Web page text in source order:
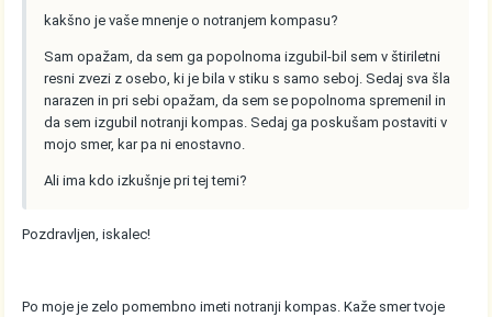
kakšno je vaše mnenje o notranjem kompasu?
Sam opažam, da sem ga popolnoma izgubil-bil sem v štiriletni
resni zvezi z osebo, ki je bila v stiku s samo seboj. Sedaj sva šla
narazen in pri sebi opažam, da sem se popolnoma spremenil in
da sem izgubil notranji kompas. Sedaj ga poskušam postaviti v
mojo smer, kar pa ni enostavno.
Ali ima kdo izkušnje pri tej temi?
Pozdravljen, iskalec!
Po moje je zelo pomembno imeti notranji kompas. Kaže smer tvoje